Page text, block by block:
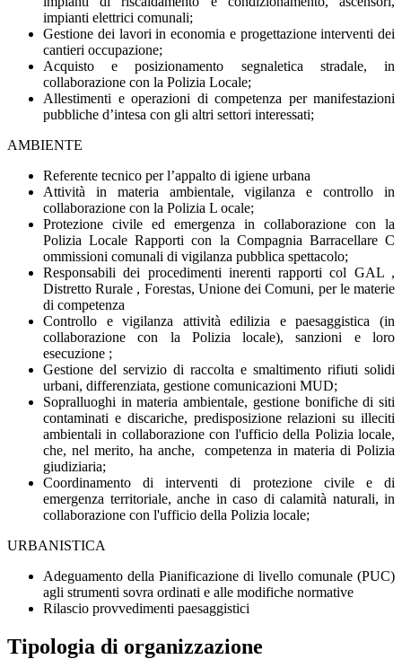
impianti elettrici comunali;
Gestione dei lavori in economia e progettazione interventi dei
cantieri occupazione;
Acquisto e posizionamento segnaletica stradale, in
collaborazione con la Polizia Locale;
Allestimenti e operazioni di competenza per manifestazioni
pubbliche d’intesa con gli altri settori interessati;
AMBIENTE
Referente tecnico per l’appalto di igiene urbana
Attività in materia ambientale, vigilanza e controllo in
collaborazione con la Polizia L ocale;
Protezione civile ed emergenza in collaborazione con la
Polizia Locale Rapporti con la Compagnia Barracellare C
ommissioni comunali di vigilanza pubblica spettacolo;
Responsabili dei procedimenti inerenti rapporti col GAL ,
Distretto Rurale , Forestas, Unione dei Comuni, per le materie
di competenza
Controllo e vigilanza attività edilizia e paesaggistica (in
collaborazione con la Polizia locale), sanzioni e loro
esecuzione ;
Gestione del servizio di raccolta e smaltimento rifiuti solidi
urbani, differenziata, gestione comunicazioni MUD;
Sopralluoghi in materia ambientale, gestione bonifiche di siti
contaminati e discariche, predisposizione relazioni su illeciti
ambientali in collaborazione con l'ufficio della Polizia locale,
che, nel merito, ha anche, competenza in materia di Polizia
giudiziaria;
Coordinamento di interventi di protezione civile e di
emergenza territoriale, anche in caso di calamità naturali, in
collaborazione con l'ufficio della Polizia locale;
URBANISTICA
Adeguamento della Pianificazione di livello comunale (PUC)
agli strumenti sovra ordinati e alle modifiche normative
Rilascio provvedimenti paesaggistici
Tipologia di organizzazione